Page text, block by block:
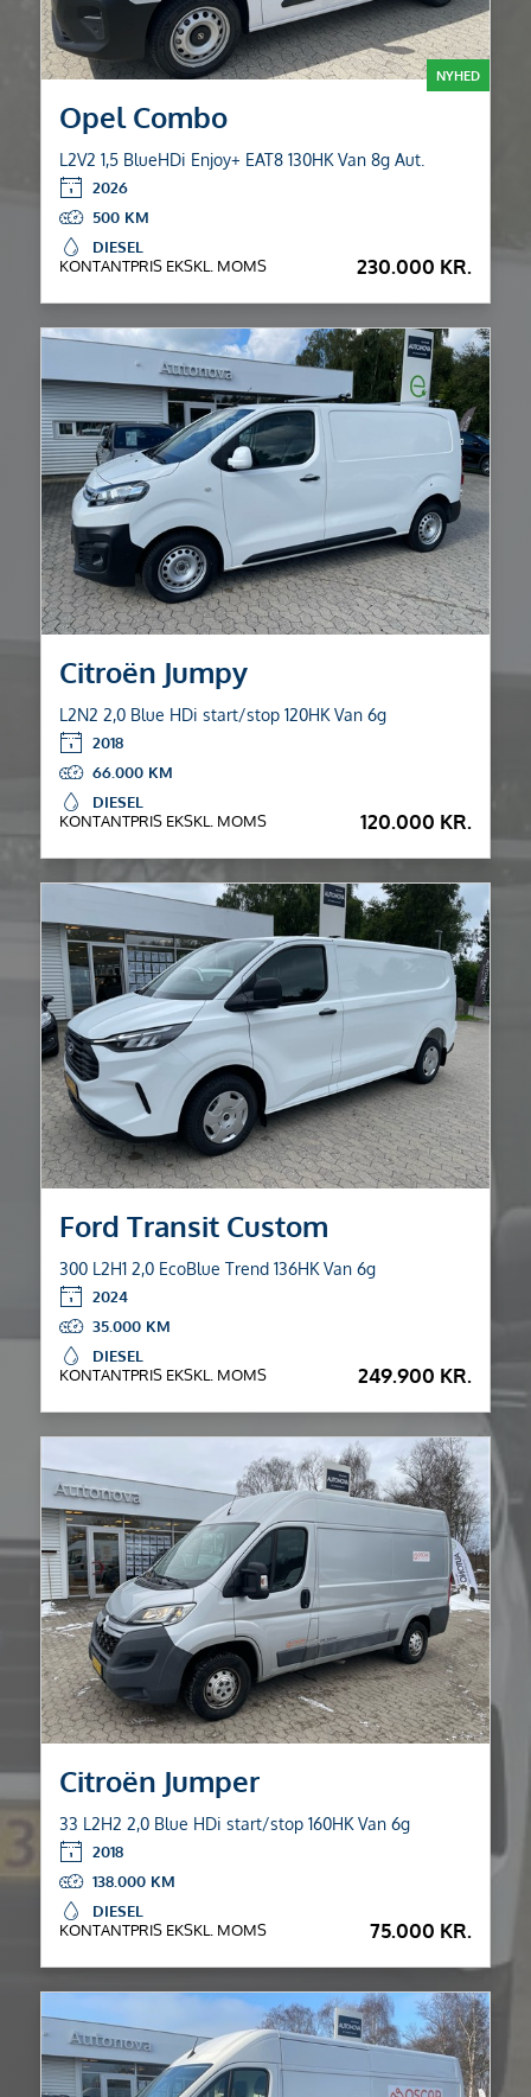
NYHED
Opel Combo
L2V2 1,5 BlueHDi Enjoy+ EAT8 130HK Van 8g Aut.
230.000 KR.
KONTANTPRIS EKSKL. MOMS
2026
500
DIESEL
Citroën Jumpy
L2N2 2,0 Blue HDi start/stop 120HK Van 6g
120.000 KR.
KONTANTPRIS EKSKL. MOMS
2018
66.000
DIESEL
Ford Transit Custom
300 L2H1 2,0 EcoBlue Trend 136HK Van 6g
249.900 KR.
KONTANTPRIS EKSKL. MOMS
2024
35.000
DIESEL
Citroën Jumper
33 L2H2 2,0 Blue HDi start/stop 160HK Van 6g
75.000 KR.
KONTANTPRIS EKSKL. MOMS
2018
138.000
DIESEL